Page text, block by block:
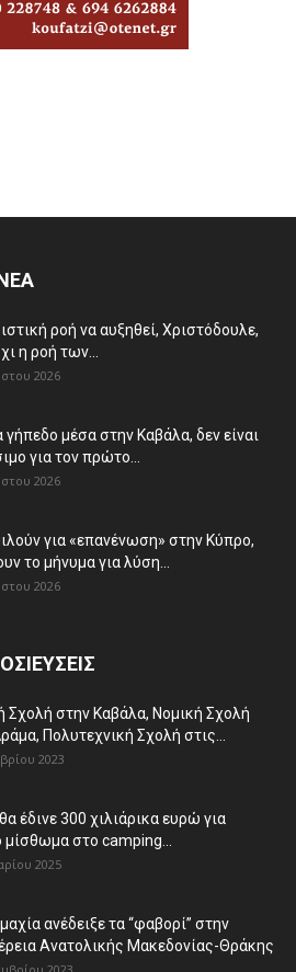
ροή να αυξηθεί, Χριστόδουλε,
η ροή των...
2026
γήπεδο μέσα στην Καβάλα, δεν είναι
για τον πρώτο...
2026
για «επανένωση» στην Κύπρο,
το μήνυμα για λύση...
2026
Σχολή στην Καβάλα, Νομική Σχολή
Πολυτεχνική Σχολή στις...
2023
έδινε 300 χιλιάρικα ευρώ για
μίσθωμα στο camping...
2025
ανέδειξε τα “φαβορί” στην
Ανατολικής Μακεδονίας-Θράκης